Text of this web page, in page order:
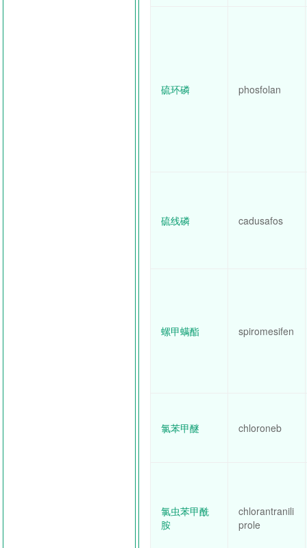
硫环磷 phosfolan
硫线磷 cadusafos
螺甲螨酯 spiromesifen
氯苯甲醚 chloroneb
氯虫苯甲酰
胺
chlorantranili
prole